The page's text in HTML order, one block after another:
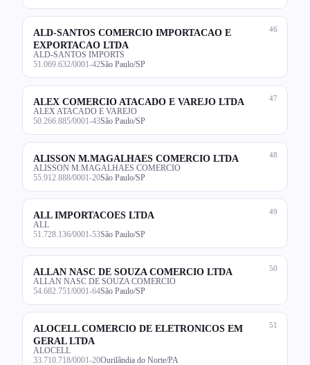
46
ALD-SANTOS COMERCIO IMPORTACAO E
EXPORTACAO LTDA
ALD-SANTOS IMPORTS
51.069.632/0001-42São Paulo/SP
47
ALEX COMERCIO ATACADO E VAREJO LTDA
ALEX ATACADO E VAREJO
50.266.885/0001-43São Paulo/SP
48
ALISSON M.MAGALHAES COMERCIO LTDA
ALISSON M.MAGALHAES COMERCIO
55.912.888/0001-20São Paulo/SP
49
ALL IMPORTACOES LTDA
ALL
51.728.136/0001-53São Paulo/SP
50
ALLAN NASC DE SOUZA COMERCIO LTDA
ALLAN NASC DE SOUZA COMERCIO
54.682.751/0001-64São Paulo/SP
51
ALOCELL COMERCIO DE ELETRONICOS EM
GERAL LTDA
ALOCELL
33.710.718/0001-20Ourilândia do Norte/PA